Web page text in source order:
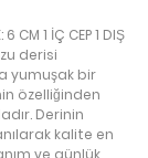
6 CM 1 İÇ CEP 1 DIŞ
derisi
yumuşak bir
özelliğinden
Derinin
kalite en
ve günlük